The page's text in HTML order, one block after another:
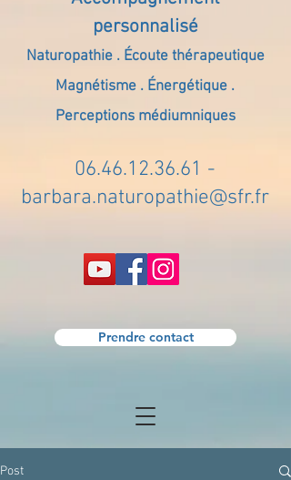
personnalisé
Naturopathie . Écoute thérapeutique
Magnétisme . Énergétique .
Perceptions médiumniques
06.46.12.36.61 -
barbara.naturopathie@sfr.fr
Prendre contact
Post